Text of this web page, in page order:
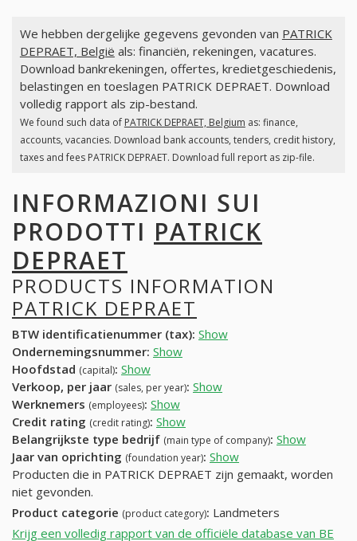
We hebben dergelijke gegevens gevonden van PATRICK
DEPRAET, België als: financiën, rekeningen, vacatures.
Download bankrekeningen, offertes, kredietgeschiedenis,
belastingen en toeslagen PATRICK DEPRAET. Download
volledig rapport als zip-bestand.
We found such data of PATRICK DEPRAET, Belgium as: finance,
accounts, vacancies. Download bank accounts, tenders, credit history,
taxes and fees PATRICK DEPRAET. Download full report as zip-file.
INFORMAZIONI SUI
PRODOTTI PATRICK
DEPRAET
PRODUCTS INFORMATION
PATRICK DEPRAET
BTW identificatienummer (tax): Show
Ondernemingsnummer: Show
Hoofdstad (capital): Show
Verkoop, per jaar (sales, per year): Show
Werknemers (employees): Show
Credit rating (credit rating): Show
Belangrijkste type bedrijf (main type of company): Show
Jaar van oprichting (foundation year): Show
Producten die in PATRICK DEPRAET zijn gemaakt, worden
niet gevonden.
Product categorie (product category): Landmeters
Krijg een volledig rapport van de officiële database van BE